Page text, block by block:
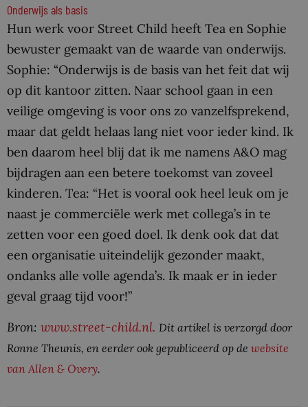
Onderwijs als basis
Hun werk voor Street Child heeft Tea en Sophie
bewuster gemaakt van de waarde van onderwijs.
Sophie: “Onderwijs is de basis van het feit dat wij
op dit kantoor zitten. Naar school gaan in een
veilige omgeving is voor ons zo vanzelfsprekend,
maar dat geldt helaas lang niet voor ieder kind. Ik
ben daarom heel blij dat ik me namens A&O mag
bijdragen aan een betere toekomst van zoveel
kinderen. Tea: “Het is vooral ook heel leuk om je
naast je commerciële werk met collega’s in te
zetten voor een goed doel. Ik denk ook dat dat
een organisatie uiteindelijk gezonder maakt,
ondanks alle volle agenda’s. Ik maak er in ieder
geval graag tijd voor!”
Bron: www.street-child.nl. Dit artikel is verzorgd door
Ronne Theunis, en eerder ook gepubliceerd op de website
van Allen & Overy.